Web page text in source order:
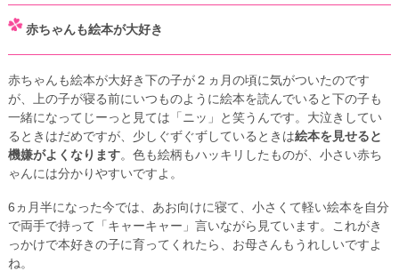
赤ちゃんも絵本が大好き
赤ちゃんも絵本が大好き下の子が２ヵ月の頃に気がついたのです
が、上の子が寝る前にいつものように絵本を読んでいると下の子も
一緒になってじーっと見ては「ニッ」と笑うんです。大泣きしてい
るときはだめですが、少しぐずぐずしているときは絵本を見せると
機嫌がよくなります。色も絵柄もハッキリしたものが、小さい赤ち
ゃんには分かりやすいですよ。
6ヵ月半になった今では、あお向けに寝て、小さくて軽い絵本を自分
で両手で持って「キャーキャー」言いながら見ています。これがき
っかけで本好きの子に育ってくれたら、お母さんもうれしいですよ
ね。